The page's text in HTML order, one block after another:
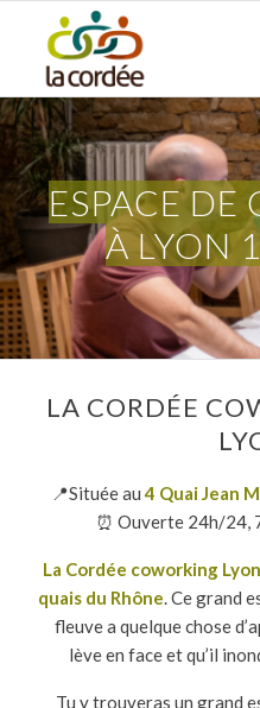
ESPACE
ÀLYON
LA CORDÉE
📍Située au4 Quai Jean
⏰ Ouverte 24h/24,
La Cordée coworking
quais du Rhône. Ce grand
fleuve a quelque chose
lève en face et qu’il
Tu y trouveras un grand